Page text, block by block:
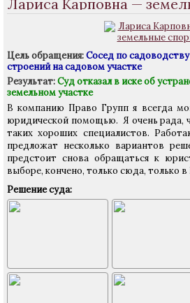
Лариса Карповна —
Цель обращения:Сосед по
строений на садовом участке
Результат:Суд отказал в иске об
земельном участке
В компанию Право Групп я всегда
юридической помощью. Я очень рада,
таких хороших специалистов.
предложат несколько вариантов
предстоит снова обращаться к
выборе, кончено, только сюда, только
Решение суда: